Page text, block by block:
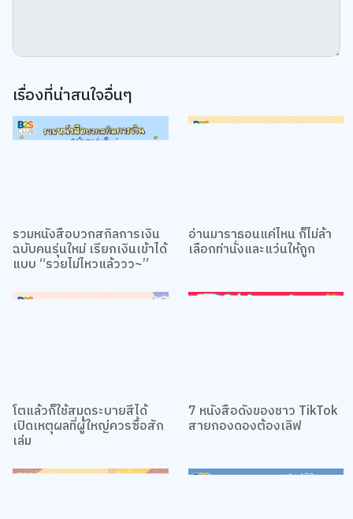
เรื่องที่น่าสนใจอื่นๆ
รวมหนังสือบวกสกิลการเงิน
ฉบับคนรุ่นใหม่ เรียกเงินเข้าได้
แบบ “รวยไม่ไหวแล้ววว~”
อ่านมาราธอนแค่ไหน ก็ไม่ล้า
เลือกท่านั่งและแว่นให้ถูก
โตแล้วก็ใช้สมุดระบายสีได้
เปิดเหตุผลที่ผู้ใหญ่ควรซื้อสัก
เล่ม
7 หนังสือดังของชาว TikTok
สายกองดองต้องเลิฟ